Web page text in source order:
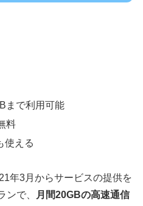
まで利用可能
料
使える
年3月からサービスの提供を
ンで、
月間20GBの高速通信